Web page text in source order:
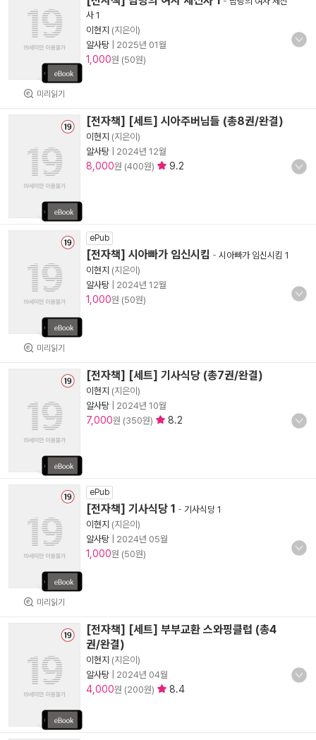
미리읽기
사 1
이현지 (지은이)
알사탕
2025년 01월
1,000원 (50원)
[전자책] [세트] 시아주버님들 (총8권/완결)
이현지 (지은이)
알사탕
2024년 12월
8,000원 (400원) 9.2
미리읽기
ePub
[전자책] 시아빠가 임신시킴 - 시아빠가 임신시킴 1
이현지 (지은이)
알사탕
2024년 12월
1,000원 (50원)
[전자책] [세트] 기사식당 (총7권/완결)
이현지 (지은이)
알사탕
2024년 10월
7,000원 (350원) 8.2
미리읽기
ePub
[전자책] 기사식당 1 - 기사식당 1
이현지 (지은이)
알사탕
2024년 05월
1,000원 (50원)
[전자책] [세트] 부부교환 스와핑클럽 (총4
권/완결)
이현지 (지은이)
알사탕
2024년 04월
4,000원 (200원) 8.4